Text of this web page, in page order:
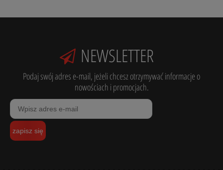
NEWSLETTER
Podaj swój adres e-mail, jeżeli chcesz otrzymywać informacje o
nowościach i promocjach.
zapisz się